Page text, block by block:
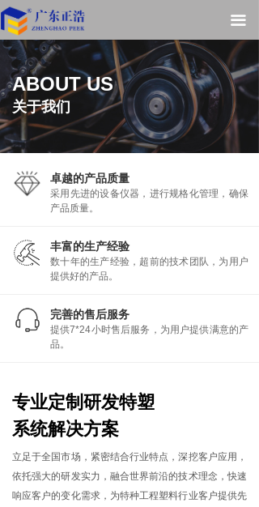
끀
ABOUT US
关于我们
卓越的产品质量
采用先进的设备仪器，进行规格化管理，确保
产品质量。
丰富的生产经验
数十年的生产经验，超前的技术团队，为用户
提供好的产品。
完善的售后服务
提供7*24小时售后服务，为用户提供满意的产
品。
专业定制研发特塑
系统解决方案
立足于全国市场，紧密结合行业特点，深挖客户应用，
依托强大的研发实力，融合世界前沿的技术理念，快速
响应客户的变化需求，为特种工程塑料行业客户提供先